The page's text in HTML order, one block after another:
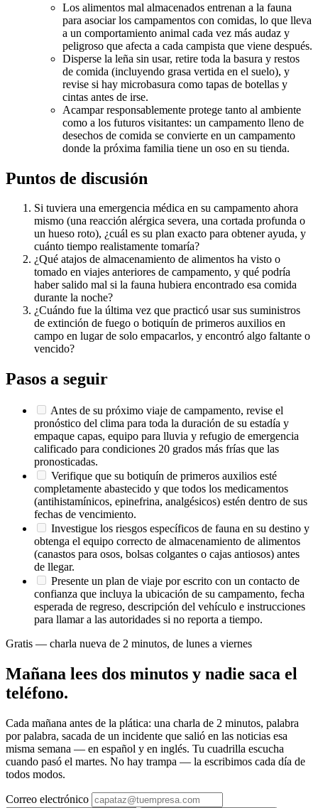
Los alimentos mal almacenados entrenan a la fauna
para asociar los campamentos con comidas, lo que lleva
a un comportamiento animal cada vez más audaz y
peligroso que afecta a cada campista que viene después.
Disperse la leña sin usar, retire toda la basura y restos
de comida (incluyendo grasa vertida en el suelo), y
revise si hay microbasura como tapas de botellas y
cintas antes de irse.
Acampar responsablemente protege tanto al ambiente
como a los futuros visitantes: un campamento lleno de
desechos de comida se convierte en un campamento
donde la próxima familia tiene un oso en su tienda.
Puntos de discusión
Si tuviera una emergencia médica en su campamento ahora
mismo (una reacción alérgica severa, una cortada profunda o
un hueso roto), ¿cuál es su plan exacto para obtener ayuda, y
cuánto tiempo realistamente tomaría?
¿Qué atajos de almacenamiento de alimentos ha visto o
tomado en viajes anteriores de campamento, y qué podría
haber salido mal si la fauna hubiera encontrado esa comida
durante la noche?
¿Cuándo fue la última vez que practicó usar sus suministros
de extinción de fuego o botiquín de primeros auxilios en
campo en lugar de solo empacarlos, y encontró algo faltante o
vencido?
Pasos a seguir
Antes de su próximo viaje de campamento, revise el
pronóstico del clima para toda la duración de su estadía y
empaque capas, equipo para lluvia y refugio de emergencia
calificado para condiciones 20 grados más frías que las
pronosticadas.
Verifique que su botiquín de primeros auxilios esté
completamente abastecido y que todos los medicamentos
(antihistamínicos, epinefrina, analgésicos) estén dentro de sus
fechas de vencimiento.
Investigue los riesgos específicos de fauna en su destino y
obtenga el equipo correcto de almacenamiento de alimentos
(canastos para osos, bolsas colgantes o cajas antiosos) antes
de llegar.
Presente un plan de viaje por escrito con un contacto de
confianza que incluya la ubicación de su campamento, fecha
esperada de regreso, descripción del vehículo e instrucciones
para llamar a las autoridades si no reporta a tiempo.
Gratis — charla nueva de 2 minutos, de lunes a viernes
Mañana lees dos minutos y nadie saca el
teléfono.
Cada mañana antes de la plática: una charla de 2 minutos, palabra
por palabra, sacada de un incidente que salió en las noticias esa
misma semana — en español y en inglés. Tu cuadrilla escucha
cuando pasó el martes. No hay trampa — la escribimos cada día de
todos modos.
Correo electrónico